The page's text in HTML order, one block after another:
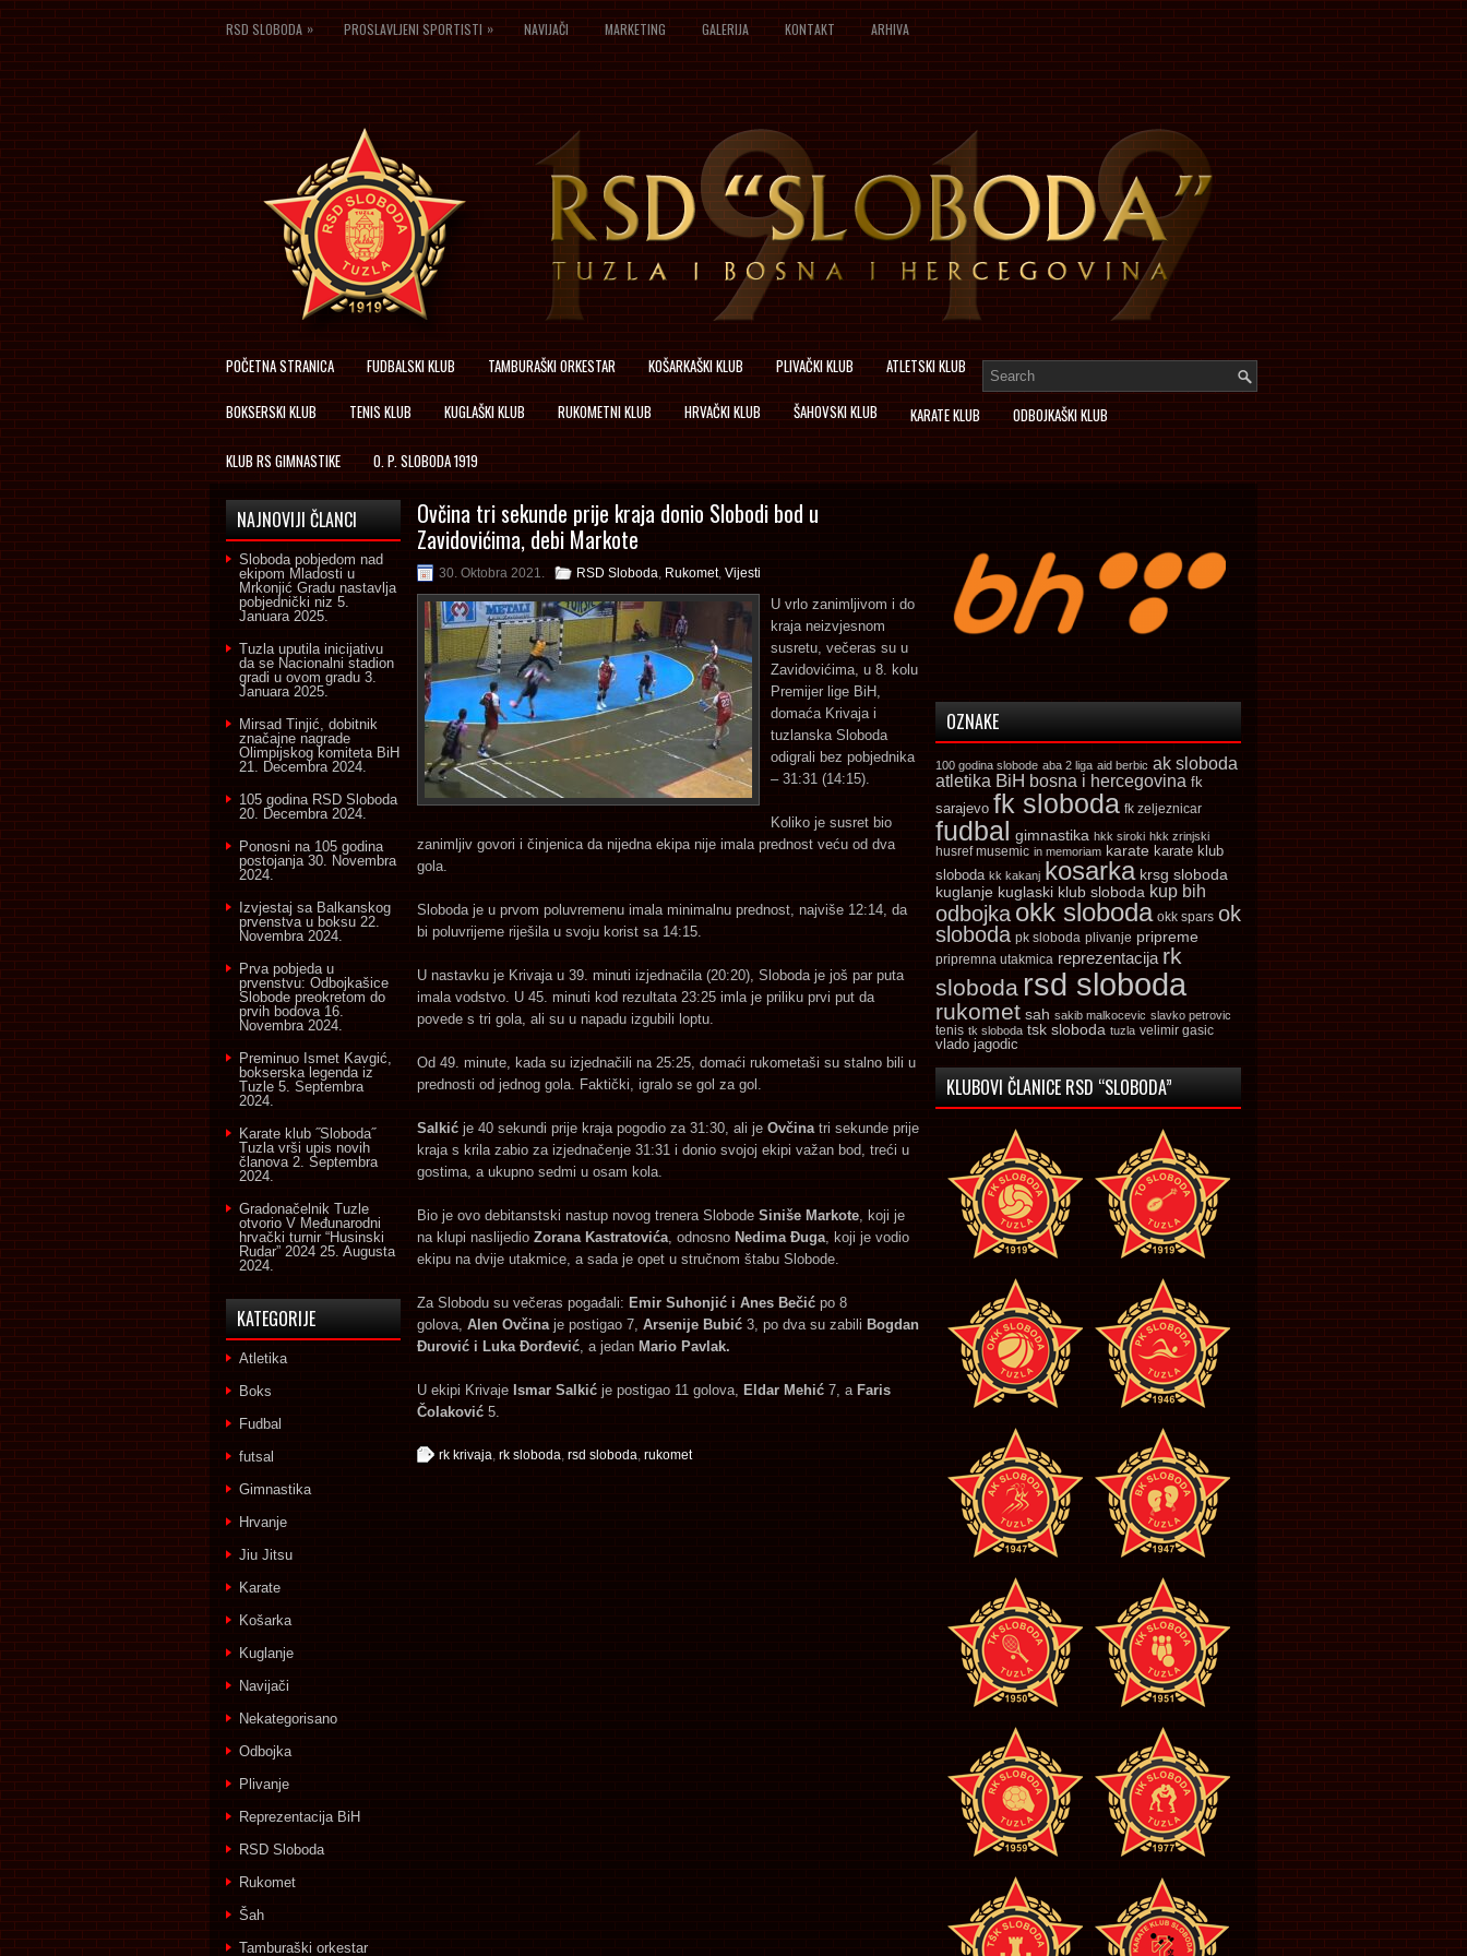
RSD SLOBODA » PROSLAVLJENI SPORTISTI » NAVIJAČI MARKETING GALERIJA KONTAKT ARHIVA
POČETNA STRANICA FUDBALSKI KLUB TAMBURAŠKI ORKESTAR KOŠARKAŠKI KLUB PLIVAČKI KLUB ATLETSKI KLUB
BOKSERSKI KLUB TENIS KLUB KUGLAŠKI KLUB RUKOMETNI KLUB HRVAČKI KLUB ŠAHOVSKI KLUB KARATE KLUB ODBOJKAŠKI KLUB
KLUB RS GIMNASTIKE O. P. SLOBODA 1919
Ovčina tri sekunde prije kraja donio Slobodi bod u
Zavidovićima, debi Markote
30. Oktobra 2021. RSD Sloboda, Rukomet, Vijesti
U vrlo zanimljivom i do
kraja neizvjesnom
susretu, večeras su u
Zavidovićima, u 8. kolu
Premijer lige BiH,
domaća Krivaja i
tuzlanska Sloboda
odigrali bez pobjednika
– 31:31 (14:15).
Koliko je susret bio
zanimljiv govori i činjenica da nijedna ekipa nije imala prednost veću od dva
gola.
Sloboda je u prvom poluvremenu imala minimalnu prednost, najviše 12:14, da
bi poluvrijeme riješila u svoju korist sa 14:15.
U nastavku je Krivaja u 39. minuti izjednačila (20:20), Sloboda je još par puta
imala vodstvo. U 45. minuti kod rezultata 23:25 imla je priliku prvi put da
povede s tri gola, ali su u napadu izgubili loptu.
Od 49. minute, kada su izjednačili na 25:25, domaći rukometaši su stalno bili u
prednosti od jednog gola. Faktički, igralo se gol za gol.
Salkić je 40 sekundi prije kraja pogodio za 31:30, ali je Ovčinatri sekunde prije
kraja s krila zabio za izjednačenje 31:31 i donio svojoj ekipi važan bod, treći u
gostima, a ukupno sedmi u osam kola.
Bio je ovo debitanstski nastup novog trenera Slobode Siniše Markote, koji je
na klupi naslijedio Zorana Kastratovića, odnosno Nedima Đuga, koji je vodio
ekipu na dvije utakmice, a sada je opet u stručnom štabu Slobode.
Za Slobodu su večeras pogađali: Emir Suhonjić i Anes Bečić po 8
golova, Alen Ovčinaje postigao 7, Arsenije Bubić 3, po dva su zabili Bogdan
Đurović i Luka Đorđević, a jedan Mario Pavlak.
U ekipi Krivaje Ismar Salkić je postigao 11 golova, Eldar Mehić 7, a Faris
Čolaković 5.
rk krivaja, rk sloboda, rsd sloboda, rukomet
NAJNOVIJI ČLANCI
Sloboda pobjedom nad
ekipom Mladosti u
Mrkonjić Gradu nastavlja
pobjednički niz 5.
Januara 2025.
Tuzla uputila inicijativu
da se Nacionalni stadion
gradi u ovom gradu 3.
Januara 2025.
Mirsad Tinjić, dobitnik
značajne nagrade
Olimpijskog komiteta BiH
21. Decembra 2024.
105 godina RSD Sloboda
20. Decembra 2024.
Ponosni na 105 godina
postojanja 30. Novembra
2024.
Izvjestaj sa Balkanskog
prvenstva u boksu 22.
Novembra 2024.
Prva pobjeda u
prvenstvu: Odbojkašice
Slobode preokretom do
prvih bodova 16.
Novembra 2024.
Preminuo Ismet Kavgić,
bokserska legenda iz
Tuzle 5. Septembra
2024.
Karate klub ˝Sloboda˝
Tuzla vrši upis novih
članova 2. Septembra
2024.
Gradonačelnik Tuzle
otvorio V Međunarodni
hrvački turnir “Husinski
Rudar” 2024 25. Augusta
2024.
KATEGORIJE
Atletika
Boks
Fudbal
futsal
Gimnastika
Hrvanje
Jiu Jitsu
Karate
Košarka
Kuglanje
Navijači
Nekategorisano
Odbojka
Plivanje
Reprezentacija BiH
RSD Sloboda
Rukomet
Šah
Tamburaški orkestar
OZNAKE
100 godina slobode aba 2 liga aid berbic ak sloboda
atletika BiH bosna i hercegovina fk
sarajevo fk sloboda fk zeljeznicar
fudbal gimnastika hkk siroki hkk zrinjski
husref musemic in memoriam karate karate klub
sloboda kk kakanj kosarka krsg sloboda
kuglanje kuglaski klub sloboda kup bih
odbojka okk sloboda okk spars ok
sloboda pk sloboda plivanje pripreme
pripremna utakmica reprezentacija rk
sloboda rsd sloboda
rukomet sah sakib malkocevic slavko petrovic
tenis tk sloboda tsk sloboda tuzla velimir gasic
vlado jagodic
KLUBOVI ČLANICE RSD “SLOBODA”